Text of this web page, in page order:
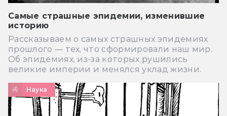
Самые страшные эпидемии, изменившие
историю
Рассказываем о самых страшных эпидемиях
прошлого — тех, что сформировали наш мир.
Об эпидемиях, из-за которых рушились
великие империи и менялся уклад жизни.
Наука